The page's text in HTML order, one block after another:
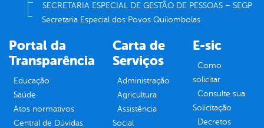
SECRETARIA ESPECIAL DE GESTÃO DE PESSOAS – SEGP
Secretaria Especial dos Povos Quilombolas
Portal da
Transparência
Educação
Saúde
Atos normativos
Central de Dúvidas
Carta de
Serviços
Administração
Agricultura
Assistência
Social
E-sic
Como
solicitar
Consulte sua
Solicitação
Decretos